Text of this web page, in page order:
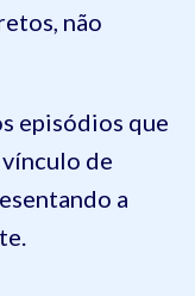
não
episódios que
de
a